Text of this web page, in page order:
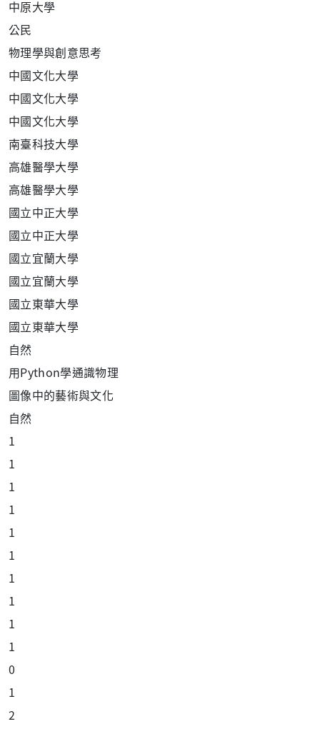
中原大學
公民
物理學與創意思考
中國文化大學
中國文化大學
中國文化大學
南臺科技大學
高雄醫學大學
高雄醫學大學
國立中正大學
國立中正大學
國立宜蘭大學
國立宜蘭大學
國立東華大學
國立東華大學
自然
用Python學通識物理
圖像中的藝術與文化
自然
1
1
1
1
1
1
1
1
1
1
0
1
2